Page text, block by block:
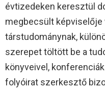
évtizedeken keresztül
megbecsült
társtudománynak,
szerepet töltött be a
könyveivel,
folyóirat szerkesztő